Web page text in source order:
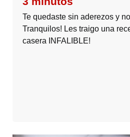
Te quedaste sin aderezos y
Tranquilos! Les traigo una
casera INFALIBLE!